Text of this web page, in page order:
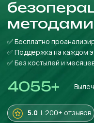
методами
✅ Бесплатно
✅ Поддержка на каждом
✅ Без костылей и
4055+
5.0 | 200+ отзывов